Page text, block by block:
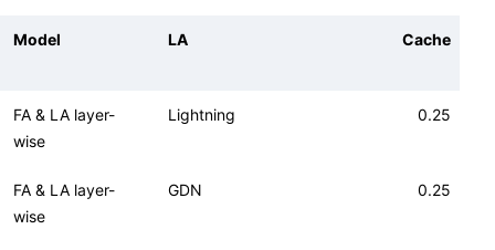
Model LA Cache
FA & LA layer-
wise
Lightning 0.25
FA & LA layer-
wise
GDN 0.25